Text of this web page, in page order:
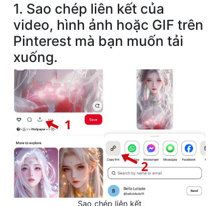
1. Sao chép liên kết của
video, hình ảnh hoặc GIF trên
Pinterest mà bạn muốn tải
xuống.
Sao chép liên kết